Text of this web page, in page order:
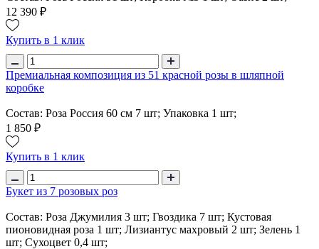
12 390 ₽
Купить в 1 клик
Премиальная композиция из 51 красной розы в шляпной
коробке
Состав: Роза Россия 60 см 7 шт; Упаковка 1 шт;
1 850 ₽
Купить в 1 клик
Букет из 7 розовых роз
Состав: Роза Джумилия 3 шт; Гвоздика 7 шт; Кустовая
пионовидная роза 1 шт; Лизиантус махровый 2 шт; Зелень 1
шт; Сухоцвет 0,4 шт;